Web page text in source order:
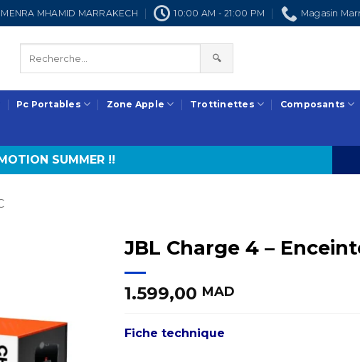
MHAMID MARRAKECH 10:00 AM - 21:00 PM Magasin
🔍
Pc Portables Zone Apple Trottinettes Composants
SUMMER !!
JBL Charge 4 –
1.599,00 MAD
Fiche technique